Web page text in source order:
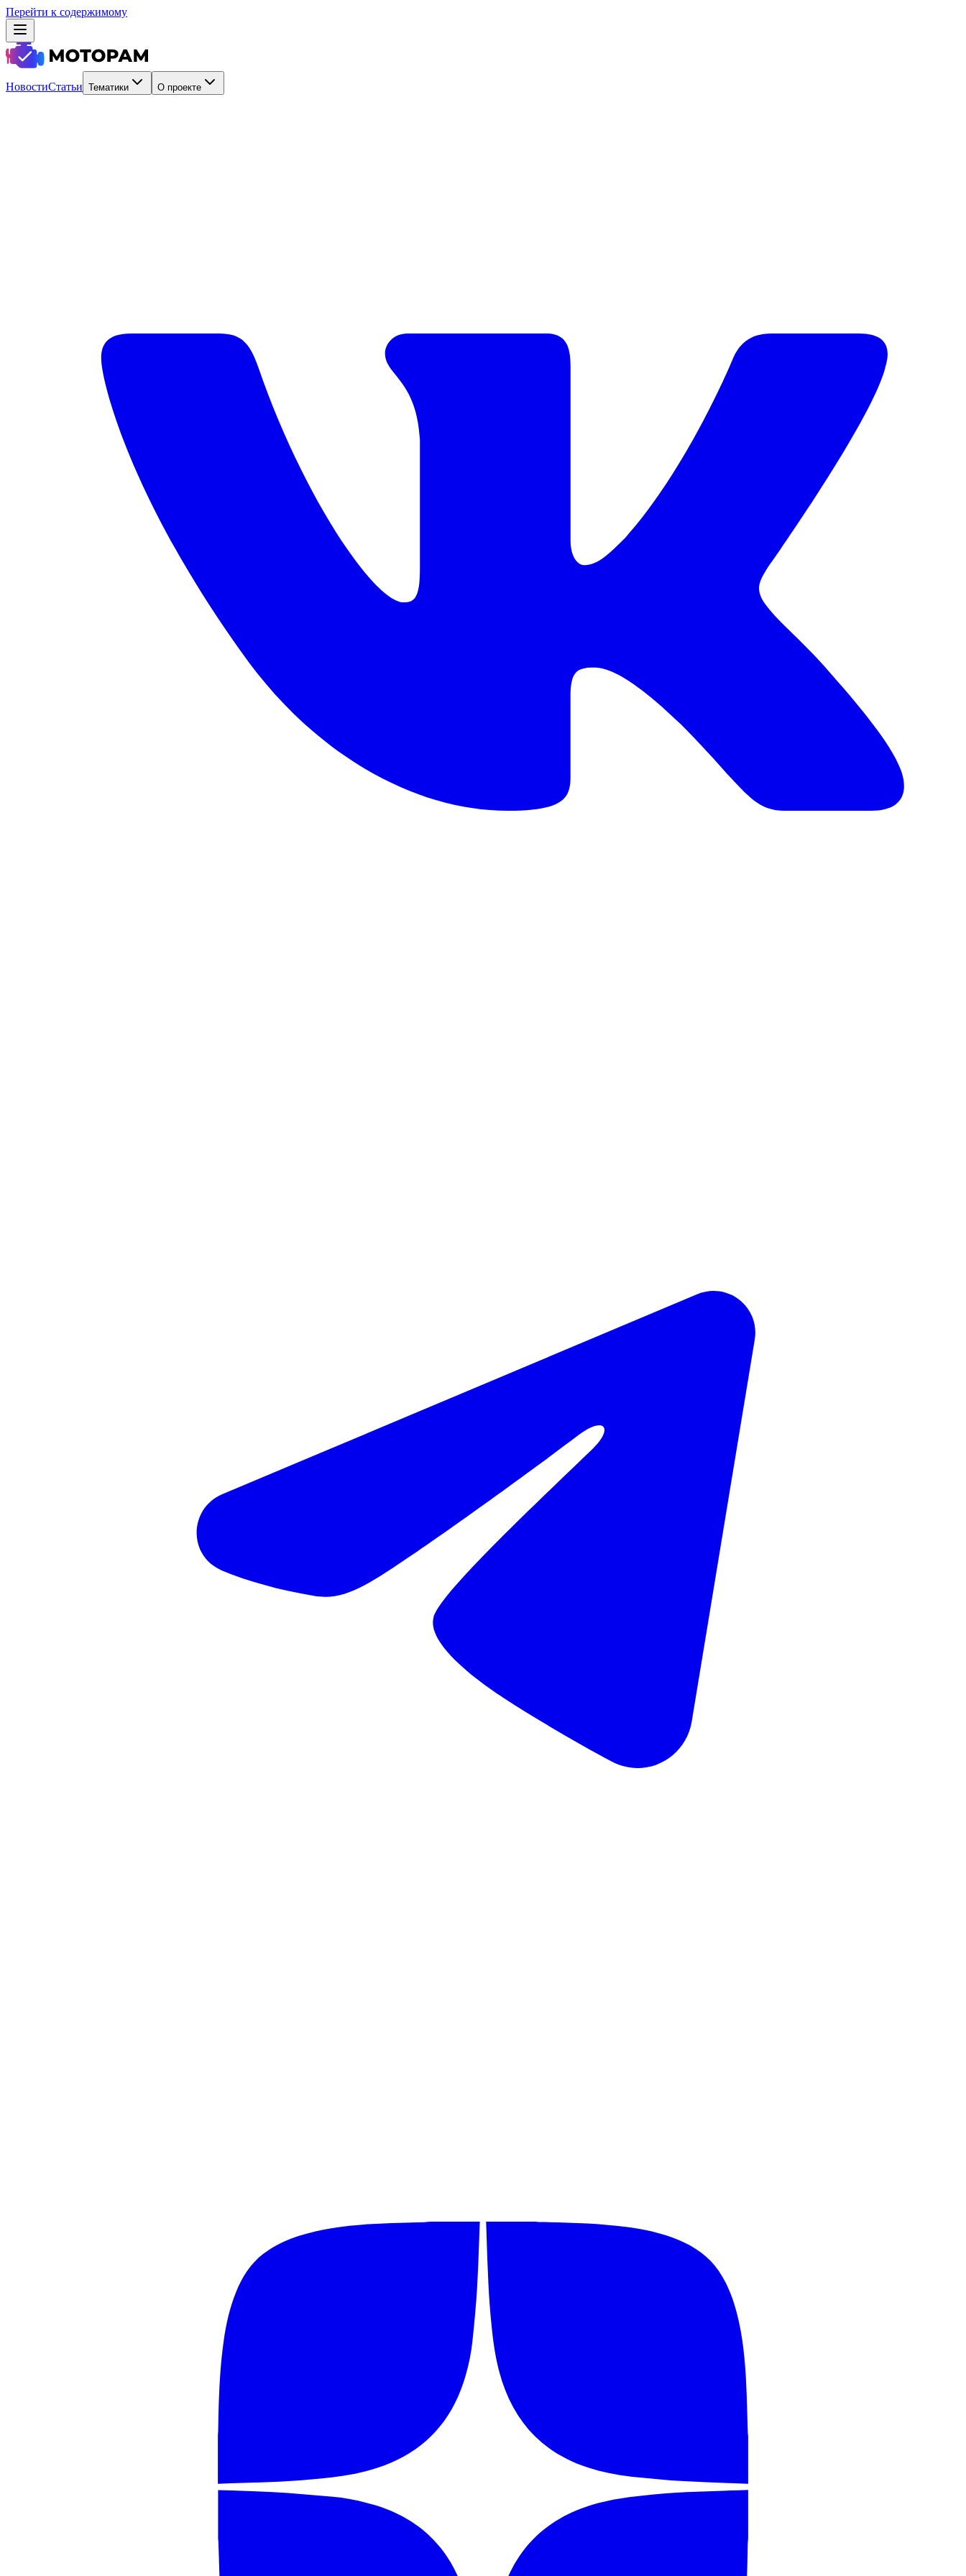
Перейти к содержимому
НовостиСтатьи Тематики О проекте